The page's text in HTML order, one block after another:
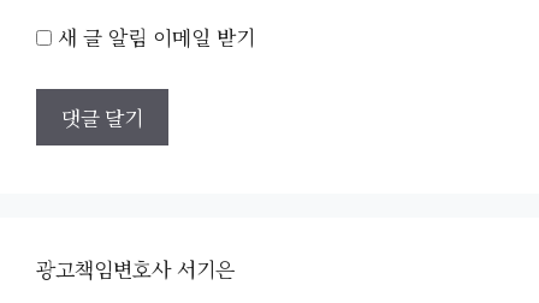
새 글 알림 이메일 받기
광고책임변호사 서기은